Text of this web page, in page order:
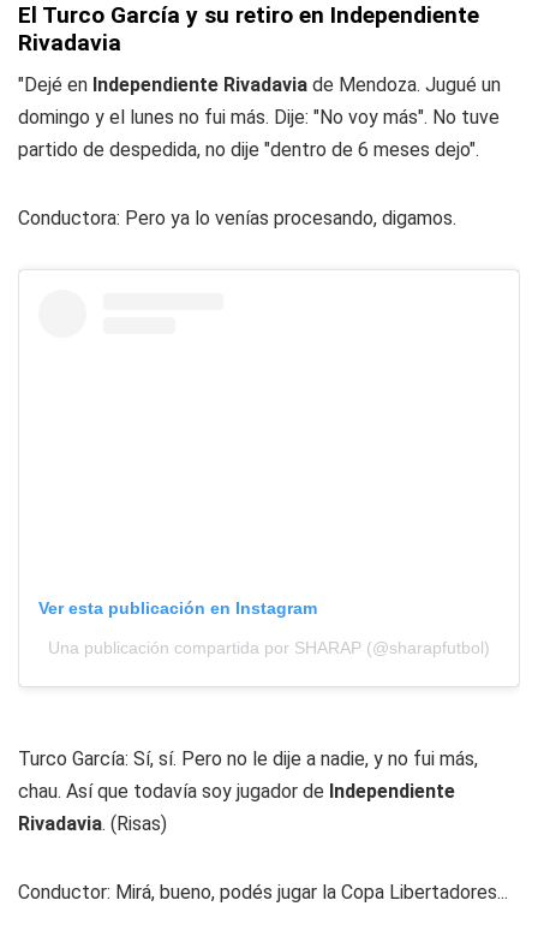
El Turco García y su retiro en Independiente
Rivadavia
"Dejé en Independiente Rivadavia de Mendoza. Jugué un
domingo y el lunes no fui más. Dije: "No voy más". No tuve
partido de despedida, no dije "dentro de 6 meses dejo".
Conductora: Pero ya lo venías procesando, digamos.
Ver esta publicación en Instagram
Una publicación compartida por SHARAP (@sharapfutbol)
Turco García: Sí, sí. Pero no le dije a nadie, y no fui más,
chau. Así que todavía soy jugador de Independiente
Rivadavia. (Risas)
Conductor: Mirá, bueno, podés jugar la Copa Libertadores...